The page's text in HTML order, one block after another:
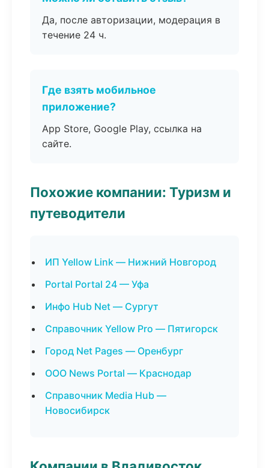
Да, после авторизации, модерация в
течение 24 ч.
Где взять мобильное
приложение?
App Store, Google Play, ссылка на
сайте.
Похожие компании: Туризм и
путеводители
ИП Yellow Link — Нижний Новгород
Portal Portal 24 — Уфа
Инфо Hub Net — Сургут
Справочник Yellow Pro — Пятигорск
Город Net Pages — Оренбург
ООО News Portal — Краснодар
Справочник Media Hub —
Новосибирск